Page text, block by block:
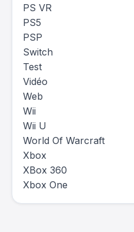
PS VR
PS5
PSP
Switch
Test
Vidéo
Web
Wii
Wii U
World Of Warcraft
Xbox
XBox 360
Xbox One